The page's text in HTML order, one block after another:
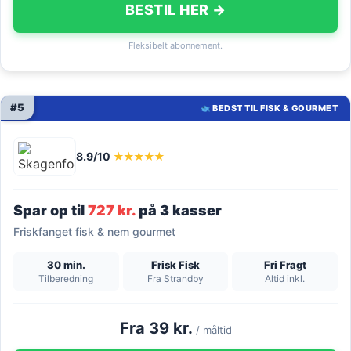
BESTIL HER →
Fleksibelt abonnement.
BEDST TIL FISK & GOURMET
#5
8.9/10 ★★★★★
Spar op til727 kr.på 3 kasser
Friskfanget fisk & nem gourmet
30 min.
Tilberedning
Frisk Fisk
Fra Strandby
Fri Fragt
Altid inkl.
Fra 39 kr. / måltid